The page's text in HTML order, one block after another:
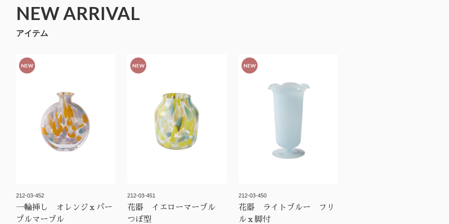
NEW ARRIVAL
アイテム
NEW
212-03-452
一輪挿し オレンジｘパー
プルマーブル
NEW
212-03-451
花器 イエローマーブル
つぼ型
NEW
212-03-450
花器 ライトブルー フリ
ルｘ脚付